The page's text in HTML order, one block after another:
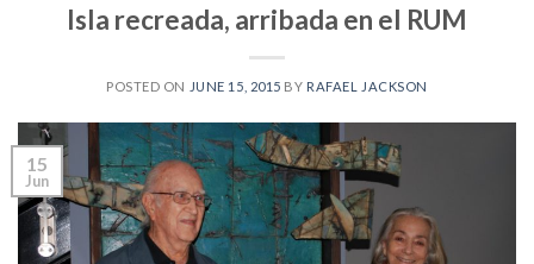
Isla recreada, arribada en el RUM
POSTED ON JUNE 15, 2015 BY RAFAEL JACKSON
15
Jun